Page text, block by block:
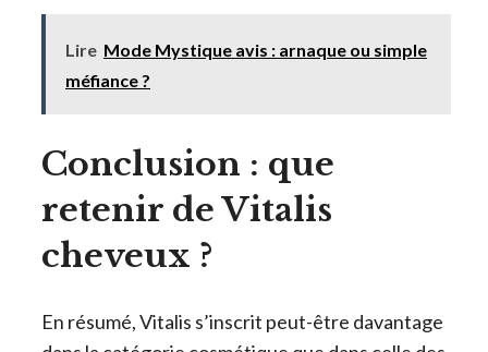
Lire Mode Mystique avis : arnaque ou simple
méfiance ?
Conclusion : que
retenir de Vitalis
cheveux ?
En résumé, Vitalis s’inscrit peut-être davantage